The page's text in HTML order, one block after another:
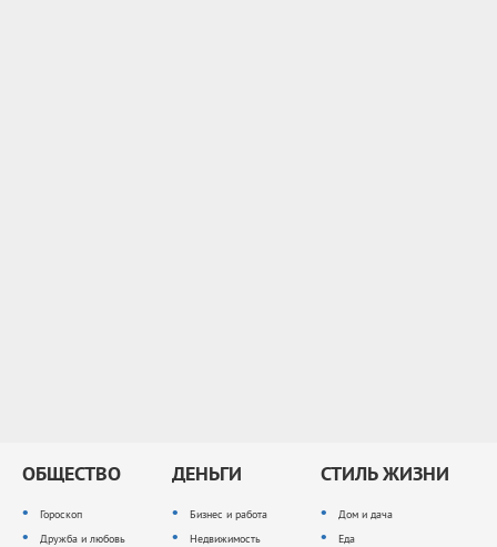
ОБЩЕСТВО
Гороскоп
Дружба и любовь
ДЕНЬГИ
Бизнес и работа
Недвижимость
СТИЛЬ ЖИЗНИ
Дом и дача
Еда